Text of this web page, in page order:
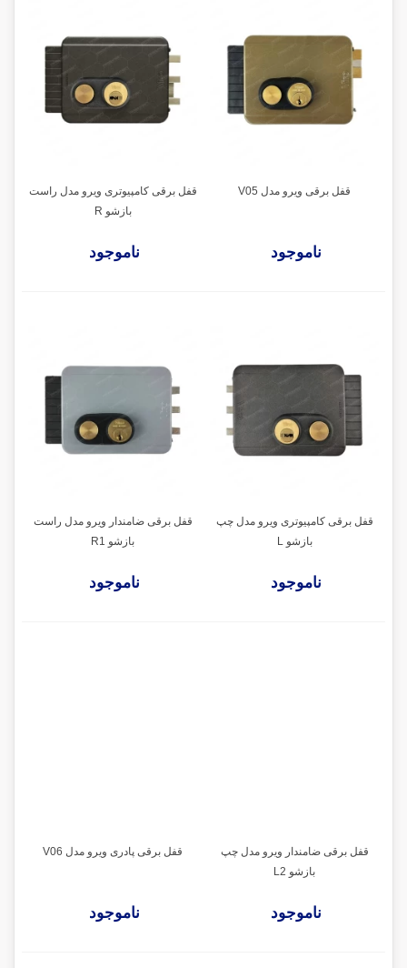
قفل برقی ویرو مدل V05
ناموجود
قفل برقی کامپیوتری ویرو مدل راست
بازشو R
ناموجود
قفل برقی کامپیوتری ویرو مدل چپ
بازشو L
ناموجود
قفل برقی ضامندار ویرو مدل راست
بازشو R1
ناموجود
قفل برقی ضامندار ویرو مدل چپ
بازشو L2
ناموجود
قفل برقی پادری ویرو مدل V06
ناموجود